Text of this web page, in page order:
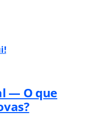
— O que